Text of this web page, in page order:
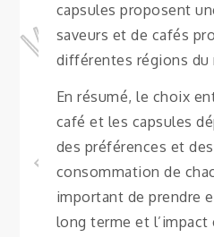
capsules proposent
saveurs et de cafés
différentes régions du
En résumé, le choix
café et les capsules
des préférences et
consommation de
important de prendre
long terme et